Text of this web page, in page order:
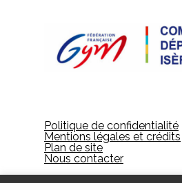
Politique de confidentialité
Mentions légales et crédits
Plan de site
Nous contacter